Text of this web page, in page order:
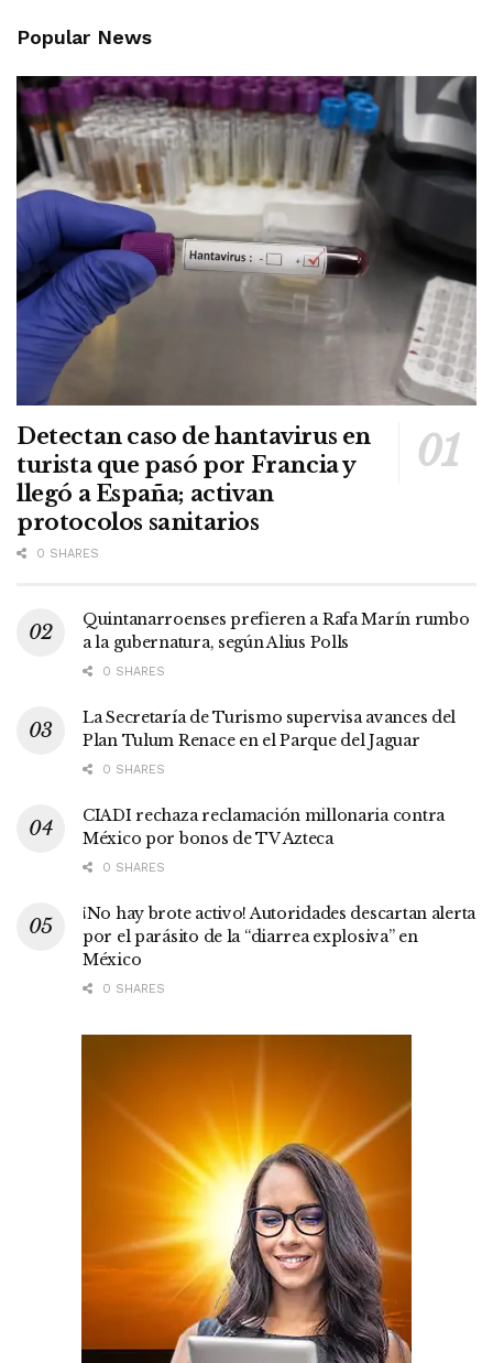
Popular News
Detectan caso de hantavirus en
turista que pasó por Francia y
llegó a España; activan
protocolos sanitarios
0 SHARES
Quintanarroenses prefieren a Rafa Marín rumbo
a la gubernatura, según Alius Polls
0 SHARES
La Secretaría de Turismo supervisa avances del
Plan Tulum Renace en el Parque del Jaguar
0 SHARES
CIADI rechaza reclamación millonaria contra
México por bonos de TV Azteca
0 SHARES
¡No hay brote activo! Autoridades descartan alerta
por el parásito de la “diarrea explosiva” en
México
0 SHARES